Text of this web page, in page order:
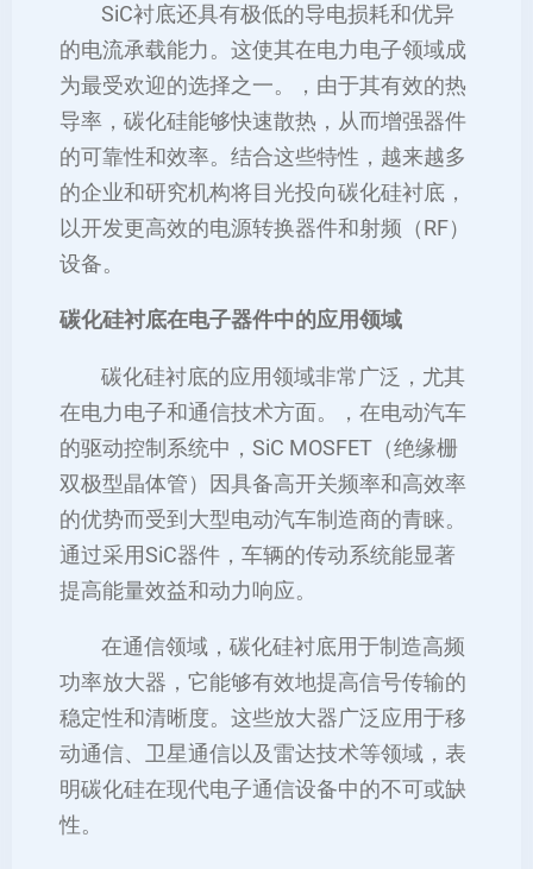
SiC衬底还具有极低的导电损耗和优异
的电流承载能力。这使其在电力电子领域成
为最受欢迎的选择之一。，由于其有效的热
导率，碳化硅能够快速散热，从而增强器件
的可靠性和效率。结合这些特性，越来越多
的企业和研究机构将目光投向碳化硅衬底，
以开发更高效的电源转换器件和射频（RF）
设备。
碳化硅衬底在电子器件中的应用领域
碳化硅衬底的应用领域非常广泛，尤其
在电力电子和通信技术方面。，在电动汽车
的驱动控制系统中，SiC MOSFET（绝缘栅
双极型晶体管）因具备高开关频率和高效率
的优势而受到大型电动汽车制造商的青睐。
通过采用SiC器件，车辆的传动系统能显著
提高能量效益和动力响应。
在通信领域，碳化硅衬底用于制造高频
功率放大器，它能够有效地提高信号传输的
稳定性和清晰度。这些放大器广泛应用于移
动通信、卫星通信以及雷达技术等领域，表
明碳化硅在现代电子通信设备中的不可或缺
性。